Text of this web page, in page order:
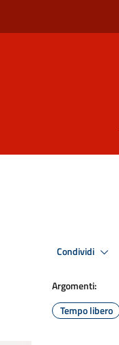
Condividi
Argomenti:
Tempo libero